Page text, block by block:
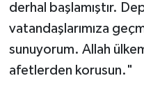
derhal başlamıştır.
vatandaşlarımıza
sunuyorum. Allah
afetlerden korusun."